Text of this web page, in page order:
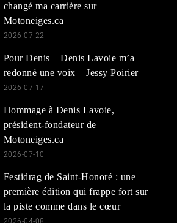
changé ma carrière sur
Motoneiges.ca
2026-07-22
Pour Denis – Denis Lavoie m’a
redonné une voix – Jessy Poirier
2026-07-17
Hommage à Denis Lavoie,
président-fondateur de
Motoneiges.ca
2026-07-10
Festidrag de Saint-Honoré : une
première édition qui frappe fort sur
la piste comme dans le cœur
2026-04-08